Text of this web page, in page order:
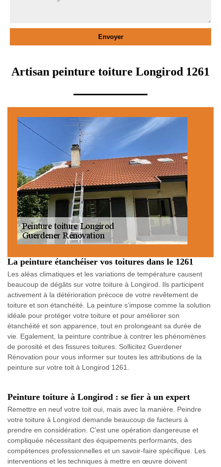
Artisan peinture toiture Longirod 1261
La peinture étanchéiser vos toitures dans le 1261
Les aléas climatiques et les variations de température causent
beaucoup de dégâts sur votre toiture à Longirod. Ils participent
activement à la détérioration précoce de votre revêtement de
toiture et son étanchéité. La peinture s’impose comme la solution
idéale pour protéger votre toiture et pour améliorer son
étanchéité et son apparence, tout en prolongeant sa durée de
vie. Egalement, la peinture contribue à contrer les phénomènes
de porosité et des fissures toitures. Sollicitez Guerdener
Rénovation pour vous informer sur toutes les attributions de la
peinture sur votre toit à Longirod 1261.
Peinture toiture à Longirod : se fier à un expert
Remettre en neuf votre toit oui, mais avec la manière. Peindre
votre toiture à Longirod demande beaucoup de facteurs à
prendre en considération. C’est une opération dangereuse et
compliquée nécessitant des équipements performants, des
compétences professionnelles et un savoir-faire spécifique. Les
interventions et les techniques à mettre en œuvre doivent